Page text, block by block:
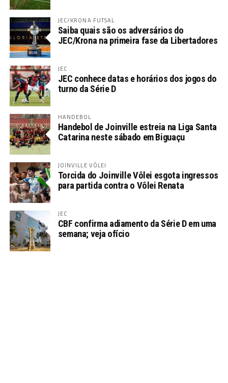
JEC/KRONA FUTSAL
Saiba quais são os adversários do
JEC/Krona na primeira fase da Libertadores
JEC
JEC conhece datas e horários dos jogos do
turno da Série D
HANDEBOL
Handebol de Joinville estreia na Liga Santa
Catarina neste sábado em Biguaçu
JOINVILLE VÔLEI
Torcida do Joinville Vôlei esgota ingressos
para partida contra o Vôlei Renata
JEC
CBF confirma adiamento da Série D em uma
semana; veja ofício